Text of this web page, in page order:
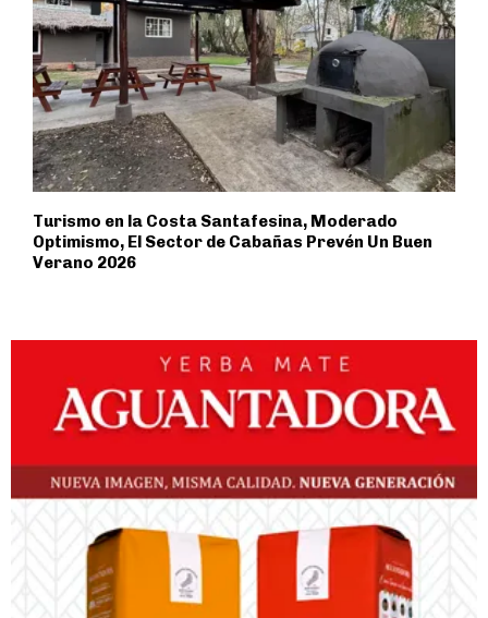
Turismo en la Costa Santafesina, Moderado
Optimismo, El Sector de Cabañas Prevén Un Buen
Verano 2026